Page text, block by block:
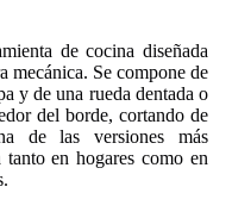
de cocina diseñada
mecánica. Se compone de
y de una rueda dentada o
del borde, cortando de
de las versiones más
en hogares como en